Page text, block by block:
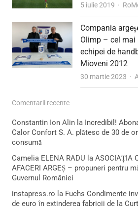
5 iulie 2019
Compania
Olimp – cel mai
echipei de
Mioveni 2012
30 martie 2023
Comentarii recente
Constantin Ion Alin la Incredibil!
Calor Confort S. A. plătesc de 30 de
consumă
Camelia ELENA RADU la ASOCIAȚIA
AFACERI ARGEȘ – propuneri pentru
Guvernul României
instapress.ro la Fuchs Condimente
de euro în extinderea fabricii de la